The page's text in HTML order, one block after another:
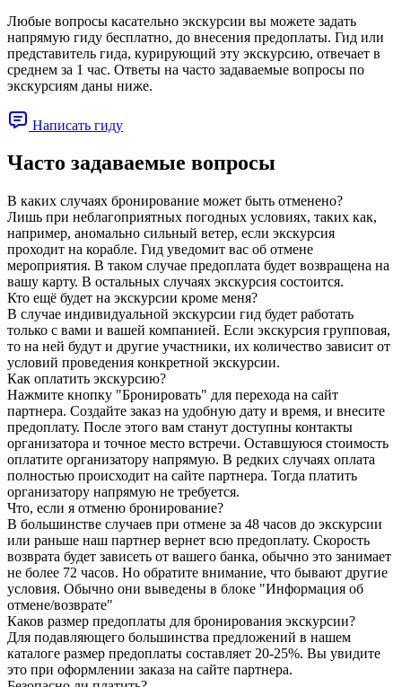
Любые вопросы касательно экскурсии вы можете задать
напрямую гиду бесплатно, до внесения предоплаты. Гид или
представитель гида, курирующий эту экскурсию, отвечает в
среднем за 1 час. Ответы на часто задаваемые вопросы по
экскурсиям даны ниже.
Написать гиду
Часто задаваемые вопросы
В каких случаях бронирование может быть отменено?
Лишь при неблагоприятных погодных условиях, таких как,
например, аномально сильный ветер, если экскурсия
проходит на корабле. Гид уведомит вас об отмене
мероприятия. В таком случае предоплата будет возвращена на
вашу карту. В остальных случаях экскурсия состоится.
Кто ещё будет на экскурсии кроме меня?
В случае индивидуальной экскурсии гид будет работать
только с вами и вашей компанией. Если экскурсия групповая,
то на ней будут и другие участники, их количество зависит от
условий проведения конкретной экскурсии.
Как оплатить экскурсию?
Нажмите кнопку "Бронировать" для перехода на сайт
партнера. Создайте заказ на удобную дату и время, и внесите
предоплату. После этого вам станут доступны контакты
организатора и точное место встречи. Оставшуюся стоимость
оплатите организатору напрямую. В редких случаях оплата
полностью происходит на сайте партнера. Тогда платить
организатору напрямую не требуется.
Что, если я отменю бронирование?
В большинстве случаев при отмене за 48 часов до экскурсии
или раньше наш партнер вернет всю предоплату. Скорость
возврата будет зависеть от вашего банка, обычно это занимает
не более 72 часов. Но обратите внимание, что бывают другие
условия. Обычно они выведены в блоке "Информация об
отмене/возврате"
Каков размер предоплаты для бронирования экскурсии?
Для подавляющего большинства предложений в нашем
каталоге размер предоплаты составляет 20-25%. Вы увидите
это при оформлении заказа на сайте партнера.